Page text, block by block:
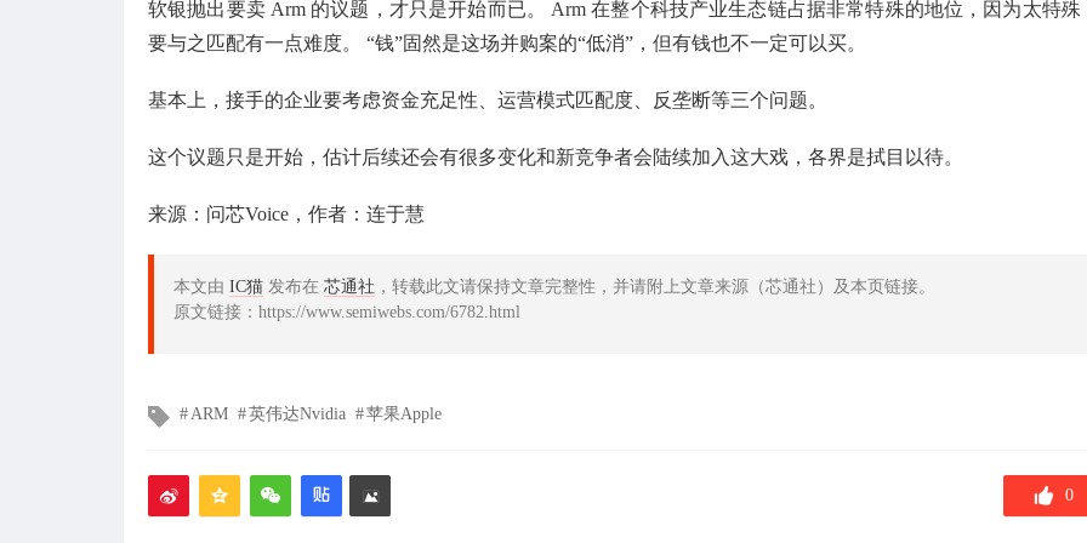
软银抛出要卖 Arm 的议题，才只是开始而已。 Arm 在整个科技产业生态链占据非常特殊的地位，因为太特殊
要与之匹配有一点难度。 “钱”固然是这场并购案的“低消”，但有钱也不一定可以买。
基本上，接手的企业要考虑资金充足性、运营模式匹配度、反垄断等三个问题。
这个议题只是开始，估计后续还会有很多变化和新竞争者会陆续加入这大戏，各界是拭目以待。
来源：问芯Voice，作者：连于慧
本文由 IC猫 发布在 芯通社 ，转载此文请保持文章完整性，并请附上文章来源（芯通社）及本页链接。
原文链接：https://www.semiwebs.com/6782.html
文
签
ARM 英伟达Nvidia 苹果Apple
0